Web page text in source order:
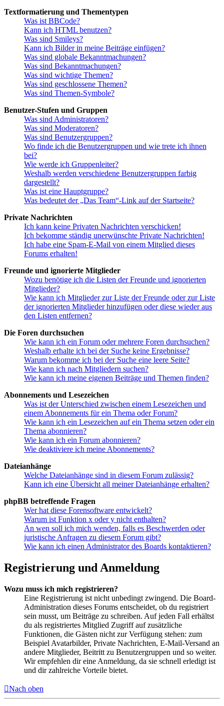
Textformatierung und Thementypen
Was ist BBCode?
Kann ich HTML benutzen?
Was sind Smileys?
Kann ich Bilder in meine Beiträge einfügen?
Was sind globale Bekanntmachungen?
Was sind Bekanntmachungen?
Was sind wichtige Themen?
Was sind geschlossene Themen?
Was sind Themen-Symbole?
Benutzer-Stufen und Gruppen
Was sind Administratoren?
Was sind Moderatoren?
Was sind Benutzergruppen?
Wo finde ich die Benutzergruppen und wie trete ich ihnen
bei?
Wie werde ich Gruppenleiter?
Weshalb werden verschiedene Benutzergruppen farbig
dargestellt?
Was ist eine Hauptgruppe?
Was bedeutet der „Das Team“-Link auf der Startseite?
Private Nachrichten
Ich kann keine Privaten Nachrichten verschicken!
Ich bekomme ständig unerwünschte Private Nachrichten!
Ich habe eine Spam-E-Mail von einem Mitglied dieses
Forums erhalten!
Freunde und ignorierte Mitglieder
Wozu benötige ich die Listen der Freunde und ignorierten
Mitglieder?
Wie kann ich Mitglieder zur Liste der Freunde oder zur Liste
der ignorierten Mitglieder hinzufügen oder diese wieder aus
den Listen entfernen?
Die Foren durchsuchen
Wie kann ich ein Forum oder mehrere Foren durchsuchen?
Weshalb erhalte ich bei der Suche keine Ergebnisse?
Warum bekomme ich bei der Suche eine leere Seite?
Wie kann ich nach Mitgliedern suchen?
Wie kann ich meine eigenen Beiträge und Themen finden?
Abonnements und Lesezeichen
Was ist der Unterschied zwischen einem Lesezeichen und
einem Abonnements für ein Thema oder Forum?
Wie kann ich ein Lesezeichen auf ein Thema setzen oder ein
Thema abonnieren?
Wie kann ich ein Forum abonnieren?
Wie deaktiviere ich meine Abonnements?
Dateianhänge
Welche Dateianhänge sind in diesem Forum zulässig?
Kann ich eine Übersicht all meiner Dateianhänge erhalten?
phpBB betreffende Fragen
Wer hat diese Forensoftware entwickelt?
Warum ist Funktion x oder y nicht enthalten?
An wen soll ich mich wenden, falls es Beschwerden oder
juristische Anfragen zu diesem Forum gibt?
Wie kann ich einen Administrator des Boards kontaktieren?
Registrierung und Anmeldung
Wozu muss ich mich registrieren?
Eine Registrierung ist nicht unbedingt zwingend. Die Board-
Administration dieses Forums entscheidet, ob du registriert
sein musst, um Beiträge zu schreiben. Auf jeden Fall erhältst
du als registriertes Mitglied Zugriff auf zusätzliche
Funktionen, die Gästen nicht zur Verfügung stehen: zum
Beispiel Avatarbilder, Private Nachrichten, E-Mail-Versand an
andere Mitglieder, Beitritt zu Benutzergruppen und so weiter.
Wir empfehlen dir eine Anmeldung, da sie schnell erledigt ist
und dir zahlreiche Vorteile bietet.
Nach oben